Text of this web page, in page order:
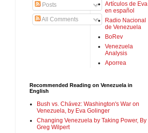
Posts
All Comments
Artículos de Eva
en español
Radio Nacional
de Venezuela
BoRev
Venezuela
Analysis
Aporrea
Recommended Reading on Venezuela in
English
Bush vs. Chávez: Washington's War on
Venezuela, by Eva Golinger
Changing Venezuela by Taking Power, By
Greg Wilpert